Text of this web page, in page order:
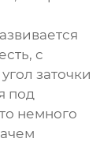
с
заточки
под
немного